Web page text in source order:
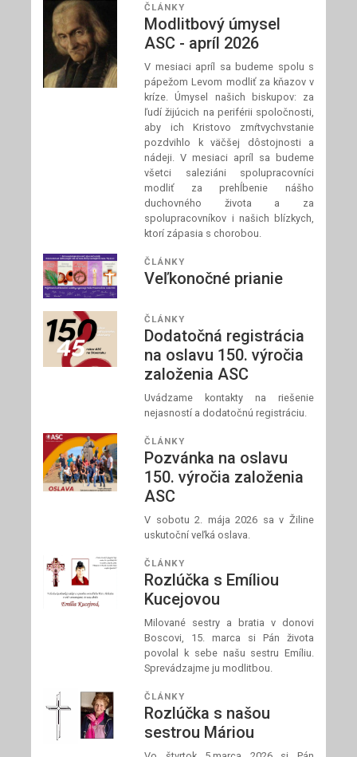
ČLÁNKY
Modlitbový úmysel
ASC - apríl 2026
V mesiaci apríl sa budeme spolu s
pápežom Levom modliť za kňazov v
kríze. Úmysel našich biskupov: za
ľudí žijúcich na periférii spoločnosti,
aby ich Kristovo zmŕtvychvstanie
pozdvihlo k väčšej dôstojnosti a
nádeji. V mesiaci apríl sa budeme
všetci saleziáni spolupracovníci
modliť za prehĺbenie nášho
duchovného života a za
spolupracovníkov i našich blízkych,
ktorí zápasia s chorobou.
ČLÁNKY
Veľkonočné prianie
ČLÁNKY
Dodatočná registrácia
na oslavu 150. výročia
založenia ASC
Uvádzame kontakty na riešenie
nejasností a dodatočnú registráciu.
ČLÁNKY
Pozvánka na oslavu
150. výročia založenia
ASC
V sobotu 2. mája 2026 sa v Žiline
uskutoční veľká oslava.
ČLÁNKY
Rozlúčka s Emíliou
Kucejovou
Milované sestry a bratia v donovi
Boscovi, 15. marca si Pán života
povolal k sebe našu sestru Emíliu.
Sprevádzajme ju modlitbou.
ČLÁNKY
Rozlúčka s našou
sestrou Máriou